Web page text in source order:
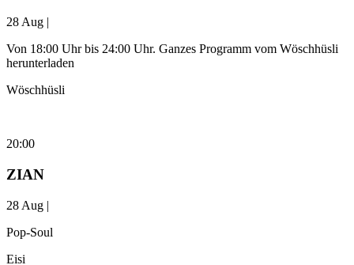
28 Aug |
Von 18:00 Uhr bis 24:00 Uhr. Ganzes Programm vom Wöschhüsli
herunterladen
Wöschhüsli
20:00
ZIAN
28 Aug |
Pop-Soul
Eisi